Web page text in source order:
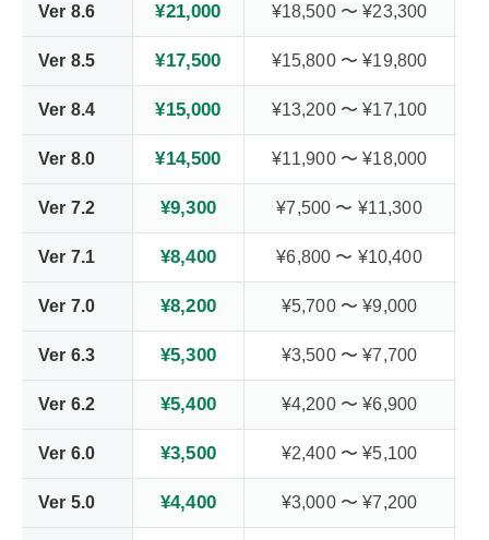
Ver 8.6 ¥21,000 ¥18,500 〜 ¥23,300
Ver 8.5 ¥17,500 ¥15,800 〜 ¥19,800
Ver 8.4 ¥15,000 ¥13,200 〜 ¥17,100
Ver 8.0 ¥14,500 ¥11,900 〜 ¥18,000
Ver 7.2 ¥9,300 ¥7,500 〜 ¥11,300
Ver 7.1 ¥8,400 ¥6,800 〜 ¥10,400
Ver 7.0 ¥8,200 ¥5,700 〜 ¥9,000
Ver 6.3 ¥5,300 ¥3,500 〜 ¥7,700
Ver 6.2 ¥5,400 ¥4,200 〜 ¥6,900
Ver 6.0 ¥3,500 ¥2,400 〜 ¥5,100
Ver 5.0 ¥4,400 ¥3,000 〜 ¥7,200